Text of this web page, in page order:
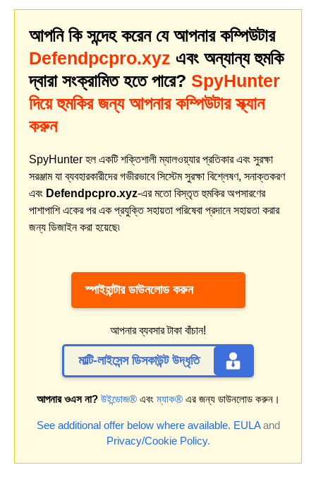
আপনি কি সন্দেহ করেন যে আপনার কম্পিউটার
Defendpcpro.xyz এবং অন্যান্য হুমকি
দ্বারা সংক্রামিত হতে পারে? SpyHunter
দিয়ে হুমকির জন্য আপনার কম্পিউটার স্ক্যান
করুন
SpyHunter হল একটি শক্তিশালী ম্যালওয়্যার প্রতিকার এবং সুরক্ষা
সরঞ্জাম যা ব্যবহারকারীদের গভীরভাবে সিস্টেম সুরক্ষা বিশ্লেষণ, সনাক্তকরণ
এবং Defendpcpro.xyz-এর মতো বিস্তৃত হুমকির অপসারণের
পাশাপাশি একের পর এক প্রযুক্তি সহায়তা পরিষেবা প্রদানে সহায়তা করার
জন্য ডিজাইন করা হয়েছে৷
স্পাইহান্টার ডাউনলোড করুন
আপনার ব্যবসার টাকা বাঁচান!
মাল্টি-লাইসেন্স ডিসকাউন্ট উদ্ধৃতি
আপনার ওএস না? উইন্ডোজ®এবংম্যাক®এর জন্য ডাউনলোড করুন।
See additional offer below where available. EULAand
Privacy/Cookie Policy.